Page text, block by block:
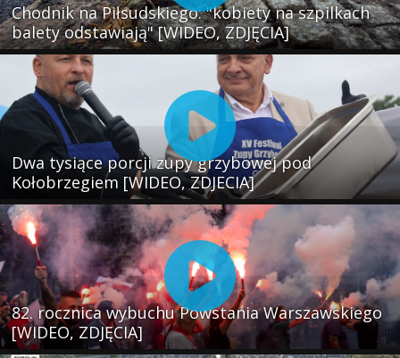
Chodnik na Piłsudskiego: "kobiety na szpilkach
balety odstawiają" [WIDEO, ZDJĘCIA]
Dwa tysiące porcji zupy grzybowej pod
Kołobrzegiem [WIDEO, ZDJECIA]
82. rocznica wybuchu Powstania Warszawskiego
[WIDEO, ZDJĘCIA]